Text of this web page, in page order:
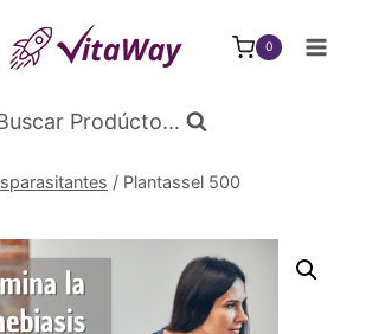
0
Prodúcto...
/ Plantassel 500